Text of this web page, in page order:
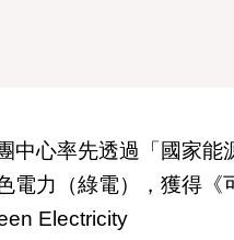
中心率先透過「國家能
電力（綠電），獲得《
Electricity